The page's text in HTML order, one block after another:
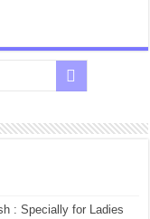
: Specially for Ladies